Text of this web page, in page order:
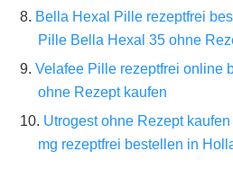
Bella Hexal Pille rezeptfrei
Pille Bella Hexal 35 ohne
Velafee Pille rezeptfrei online
ohne Rezept kaufen
Utrogest ohne Rezept
mg rezeptfrei bestellen in